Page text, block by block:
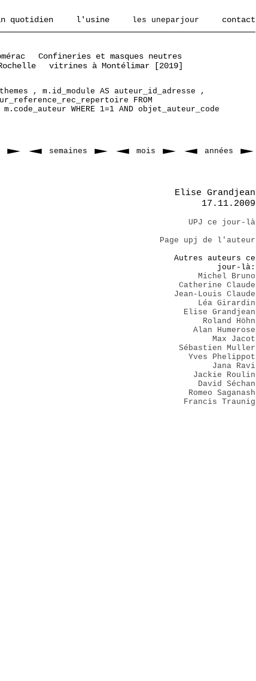
quotidien l'usine les uneparjour contact
Confineries et masques neutres
vitrines à Montélimar [2019]
, m.id_module AS auteur_id_adresse ,
FROM
WHERE 1=1 AND objet_auteur_code
semaines mois années
Elise Grandjean
17.11.2009
UPJ ce jour-là
Page upj de l'auteur
Autres auteurs ce
jour-là:
Michel Bruno
Catherine Claude
Jean-Louis Claude
Léa Girardin
Elise Grandjean
Roland Höhn
Alan Humerose
Max Jacot
Sébastien Muller
Yves Phelippot
Jana Ravi
Jackie Roulin
David Séchan
Romeo Saganash
Francis Traunig